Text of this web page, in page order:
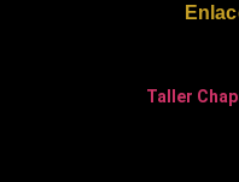
Taller